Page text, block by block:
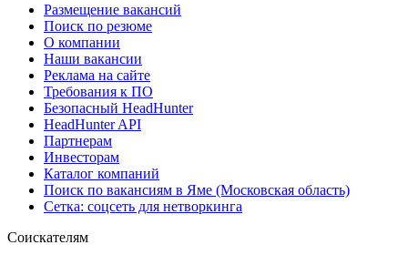
Размещение вакансий
Поиск по резюме
О компании
Наши вакансии
Реклама на сайте
Требования к ПО
Безопасный HeadHunter
HeadHunter API
Партнерам
Инвесторам
Каталог компаний
Поиск по вакансиям в Яме (Московская область)
Сетка: соцсеть для нетворкинга
Соискателям